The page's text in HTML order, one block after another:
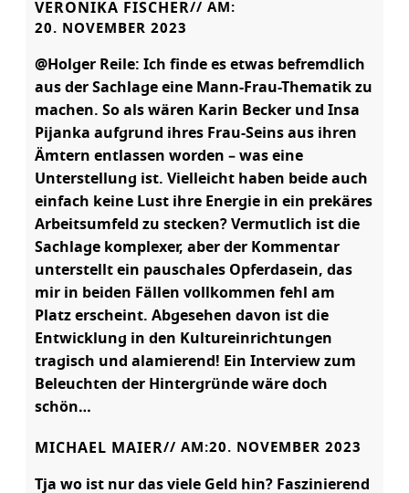
VERONIKA FISCHER// AM:
20. NOVEMBER 2023
@Holger Reile: Ich finde es etwas befremdlich
aus der Sachlage eine Mann-Frau-Thematik zu
machen. So als wären Karin Becker und Insa
Pijanka aufgrund ihres Frau-Seins aus ihren
Ämtern entlassen worden – was eine
Unterstellung ist. Vielleicht haben beide auch
einfach keine Lust ihre Energie in ein prekäres
Arbeitsumfeld zu stecken? Vermutlich ist die
Sachlage komplexer, aber der Kommentar
unterstellt ein pauschales Opferdasein, das
mir in beiden Fällen vollkommen fehl am
Platz erscheint. Abgesehen davon ist die
Entwicklung in den Kultureinrichtungen
tragisch und alamierend! Ein Interview zum
Beleuchten der Hintergründe wäre doch
schön…
MICHAEL MAIER// AM:20. NOVEMBER 2023
Tja wo ist nur das viele Geld hin? Faszinierend